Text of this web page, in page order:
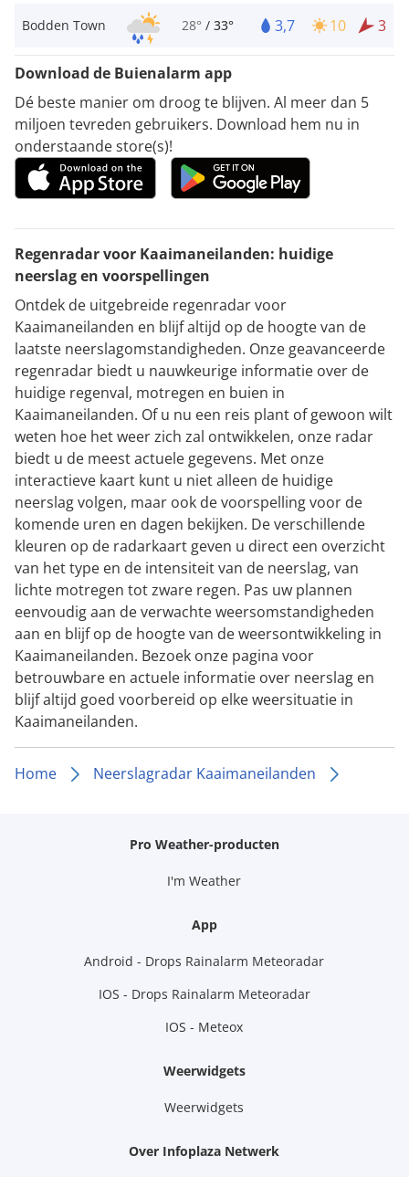
Bodden Town 28° / 33° 3,7 10 3
Download de Buienalarm app
Dé beste manier om droog te blijven. Al meer dan 5
miljoen tevreden gebruikers. Download hem nu in
onderstaande store(s)!
Regenradar voor Kaaimaneilanden: huidige
neerslag en voorspellingen
Ontdek de uitgebreide regenradar voor
Kaaimaneilanden en blijf altijd op de hoogte van de
laatste neerslagomstandigheden. Onze geavanceerde
regenradar biedt u nauwkeurige informatie over de
huidige regenval, motregen en buien in
Kaaimaneilanden. Of u nu een reis plant of gewoon wilt
weten hoe het weer zich zal ontwikkelen, onze radar
biedt u de meest actuele gegevens. Met onze
interactieve kaart kunt u niet alleen de huidige
neerslag volgen, maar ook de voorspelling voor de
komende uren en dagen bekijken. De verschillende
kleuren op de radarkaart geven u direct een overzicht
van het type en de intensiteit van de neerslag, van
lichte motregen tot zware regen. Pas uw plannen
eenvoudig aan de verwachte weersomstandigheden
aan en blijf op de hoogte van de weersontwikkeling in
Kaaimaneilanden. Bezoek onze pagina voor
betrouwbare en actuele informatie over neerslag en
blijf altijd goed voorbereid op elke weersituatie in
Kaaimaneilanden.
Home Neerslagradar Kaaimaneilanden
Pro Weather-producten
I'm Weather
App
Android - Drops Rainalarm Meteoradar
IOS - Drops Rainalarm Meteoradar
IOS - Meteox
Weerwidgets
Weerwidgets
Over Infoplaza Netwerk